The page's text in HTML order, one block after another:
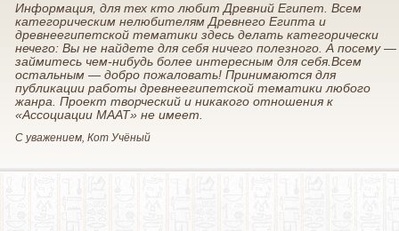
Информация, для тех кто любит Древний Египет. Всем
категорическим нелюбителям Древнего Египта и
древнеегипетской тематики здесь делать категорически
нечего: Вы не найдете для себя ничего полезного. А посему —
займитесь чем-нибудь более интересным для себя.Всем
остальным — добро пожаловать! Принимаются для
публикации работы древнеегипетской тематики любого
жанра. Проект творческий и никакого отношения к
«Ассоциации МААТ» не имеет.
С уважением, Кот Учёный